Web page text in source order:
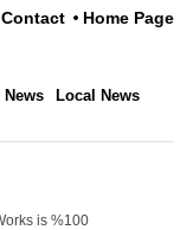
Contact Home Page
News Local News
is %100